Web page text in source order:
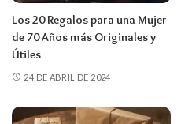
Los 20 Regalos para una Mujer
de 70 Años más Originales y
Útiles
24 DE ABRIL DE 2024